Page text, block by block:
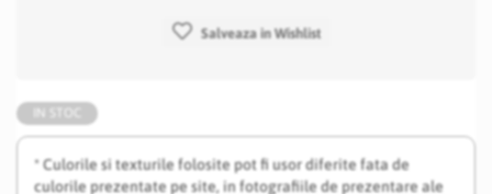
* Culorile si texturile folosite pot fi usor diferite fata de
culorile prezentate pe site, in fotografiile de prezentare ale
Salveaza in Wishlist